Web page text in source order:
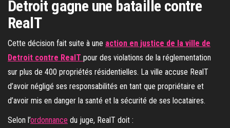
Detroit gagne une bataille contre
RealT
Cette décision fait suite à une action en justice de la ville de
Detroit contre RealT pour des violations de la réglementation
sur plus de 400 propriétés résidentielles. La ville accuse RealT
d’avoir négligé ses responsabilités en tant que propriétaire et
d’avoir mis en danger la santé et la sécurité de ses locataires.
Selon l’ordonnance du juge, RealT doit :